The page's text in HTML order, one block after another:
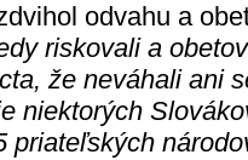
odvahu a
riskovali a
že neváhali ani
niektorých
priateľských